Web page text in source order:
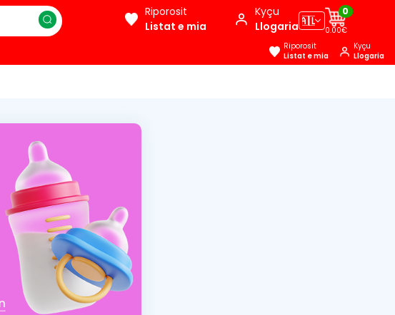
Riporosit
Listat e mia
Kyçu
Llogaria🇦🇱
0
0.00€
Riporosit
Listat e mia
Kyçu
Llogaria